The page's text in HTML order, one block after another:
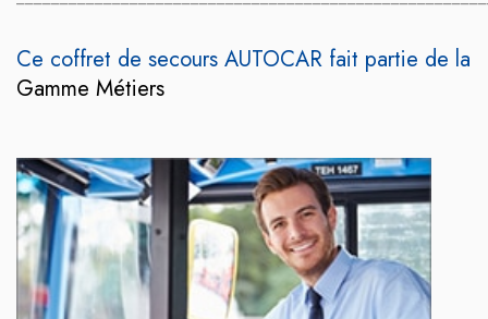
Ce coffret de secours AUTOCAR fait partie de la
Gamme Métiers